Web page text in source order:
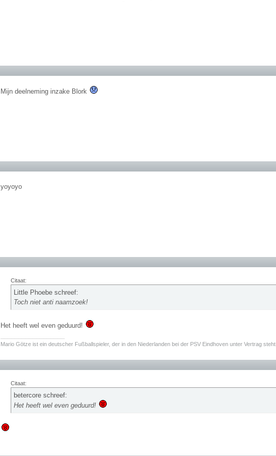
Mijn deelneming inzake Blork
yoyoyo
Citaat:
Little Phoebe schreef:
Toch niet anti naamzoek!
Het heeft wel even geduurd!
Mario Götze ist ein deutscher Fußballspieler, der in den Niederlanden bei der PSV Eindhoven unter Vertrag steht
Citaat:
betercore schreef:
Het heeft wel even geduurd!